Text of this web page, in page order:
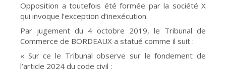
Opposition a toutefois été formée par la société X
qui invoque l’exception d’inexécution.
Par jugement du 4 octobre 2019, le Tribunal de
Commerce de BORDEAUX a statué comme il suit :
« Sur ce le Tribunal observe sur le fondement de
l’article 2024 du code civil :